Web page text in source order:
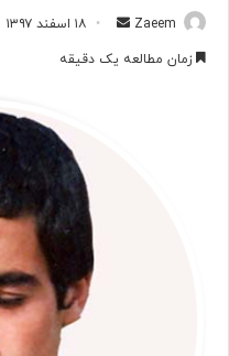
Zaeem ۱۸ اسفند ۱۳۹۷
زمان مطالعه یک دقیقه